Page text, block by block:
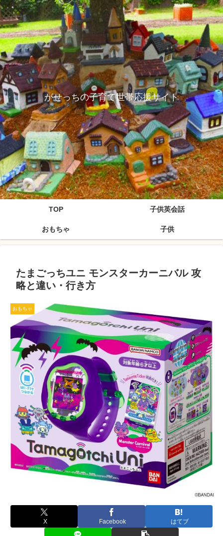
がせっちの子育て世帯応援サイト
TOP 子供英会話
おもちゃ 子供
たまごっちユニ モンスターカーニバル 攻
略と違い・行き方
おもちゃ
X Facebook はてブ